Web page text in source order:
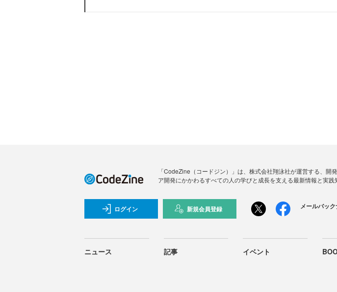
「CodeZine（コードジン）」は、株式会社翔泳社が運営する、
ア開発にかかわるすべての人の学びと成長を支える最新情報と実践
ログイン 新規会員登録 メールバッ
ニュース 記事 イベント